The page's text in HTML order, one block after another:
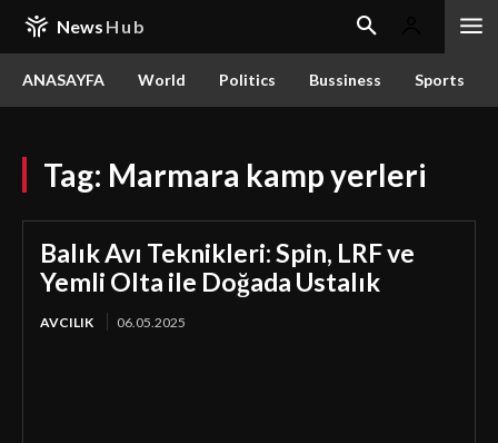
News Hub
ANASAYFA World Politics Bussiness Sports
Tag: Marmara kamp yerleri
Balık Avı Teknikleri: Spin, LRF ve
Yemli Olta ile Doğada Ustalık
AVCILIK 06.05.2025